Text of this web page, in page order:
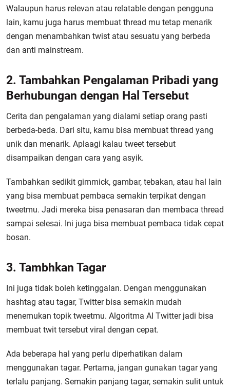
Walaupun harus relevan atau relatable dengan pengguna
lain, kamu juga harus membuat thread mu tetap menarik
dengan menambahkan twist atau sesuatu yang berbeda
dan anti mainstream.
2. Tambahkan Pengalaman Pribadi yang
Berhubungan dengan Hal Tersebut
Cerita dan pengalaman yang dialami setiap orang pasti
berbeda-beda. Dari situ, kamu bisa membuat thread yang
unik dan menarik. Aplaagi kalau tweet tersebut
disampaikan dengan cara yang asyik.
Tambahkan sedikit gimmick, gambar, tebakan, atau hal lain
yang bisa membuat pembaca semakin terpikat dengan
tweetmu. Jadi mereka bisa penasaran dan membaca thread
sampai selesai. Ini juga bisa membuat pembaca tidak cepat
bosan.
3. Tambhkan Tagar
Ini juga tidak boleh ketinggalan. Dengan menggunakan
hashtag atau tagar, Twitter bisa semakin mudah
menemukan topik tweetmu. Algoritma AI Twitter jadi bisa
membuat twit tersebut viral dengan cepat.
Ada beberapa hal yang perlu diperhatikan dalam
menggunakan tagar. Pertama, jangan gunakan tagar yang
terlalu panjang. Semakin panjang tagar, semakin sulit untuk